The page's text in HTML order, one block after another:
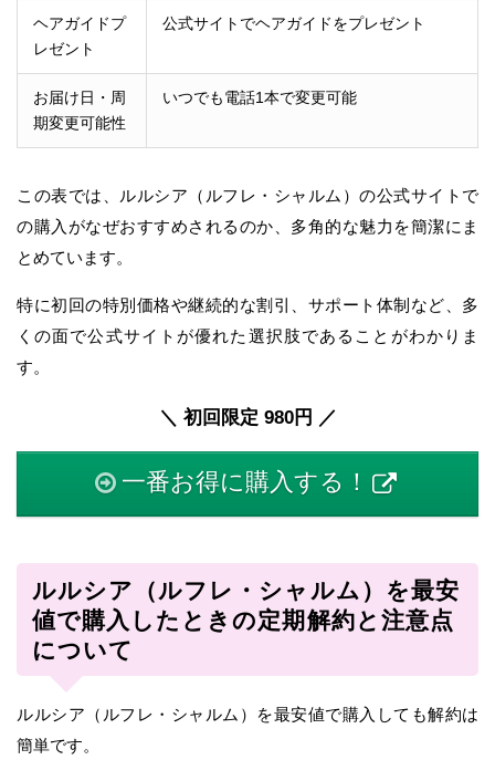
ヘアガイドプ
レゼント
公式サイトでヘアガイドをプレゼント
お届け日・周
期変更可能性
いつでも電話1本で変更可能
この表では、ルルシア（ルフレ・シャルム）の公式サイトで
の購入がなぜおすすめされるのか、多角的な魅力を簡潔にま
とめています。
特に初回の特別価格や継続的な割引、サポート体制など、多
くの面で公式サイトが優れた選択肢であることがわかりま
す。
＼ 初回限定 980円 ／
一番お得に購入する！
ルルシア（ルフレ・シャルム）を最安
値で購入したときの定期解約と注意点
について
ルルシア（ルフレ・シャルム）を最安値で購入しても解約は
簡単です。